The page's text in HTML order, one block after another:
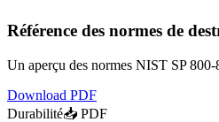
Référence des normes de
Un aperçu des normes NIST SP
Download PDF
Durabilité📥 PDF